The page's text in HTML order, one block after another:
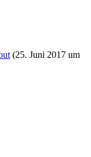
(25. Juni 2017 um